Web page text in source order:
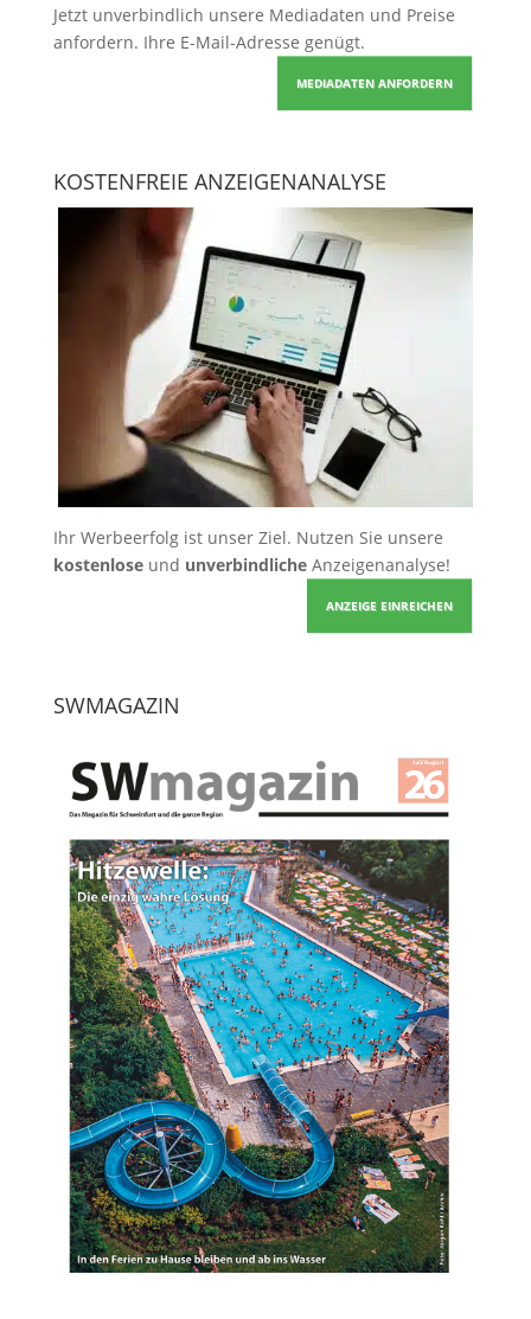
Jetzt unverbindlich unsere Mediadaten und Preise
anfordern. Ihre E-Mail-Adresse genügt.
MEDIADATEN ANFORDERN
KOSTENFREIE ANZEIGENANALYSE
Ihr Werbeerfolg ist unser Ziel. Nutzen Sie unsere
kostenloseund unverbindlicheAnzeigenanalyse!
ANZEIGE EINREICHEN
SWMAGAZIN